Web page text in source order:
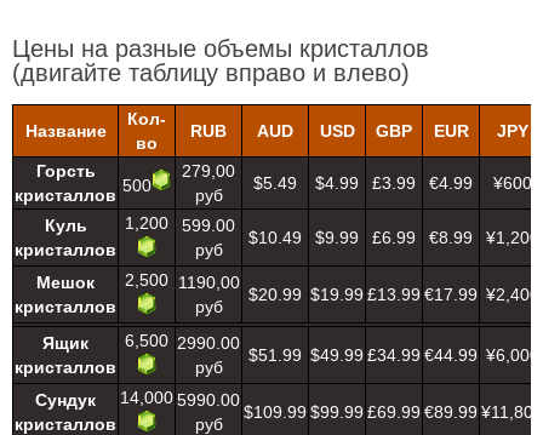
Цены на разные объемы кристаллов
(двигайте таблицу вправо и влево)
Название
Кол-
во
RUB AUD USD GBP EUR JPY
Горсть
кристаллов 500
279,00
руб
$5.49 $4.99 £3.99 €4.99 ¥600
Куль
кристаллов
1,200
599.00
руб
$10.49 $9.99 £6.99 €8.99 ¥1,200
Мешок
кристаллов
2,500 1190,00
руб
$20.99 $19.99 £13.99 €17.99 ¥2,400
Ящик
кристаллов
6,500 2990.00
руб
$51.99 $49.99 £34.99 €44.99 ¥6,000
Сундук
кристаллов
14,0005990.00
руб
$109.99 $99.99 £69.99 €89.99 ¥11,800